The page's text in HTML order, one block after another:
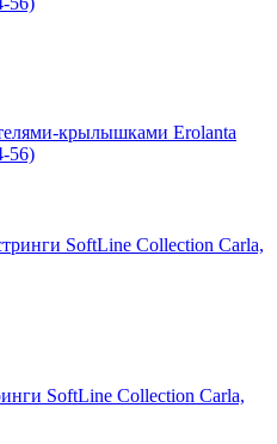
крылышками Erolanta
56)
SoftLine Collection Carla,